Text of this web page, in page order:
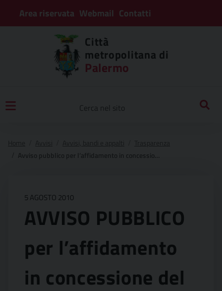
Area riservata Webmail Contatti
Città
metropolitana di
Palermo
5 AGOSTO 2010
AVVISO PUBBLICO
per l’affidamento
in concessione del